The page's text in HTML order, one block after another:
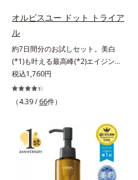
「うるおいコネクト設計」を採用。
8アイテム分の機能を3ステップに集
約し、よりシンプルなお手入れで、
ハリ・ツヤのある好印象な清潔透明
肌(*1)へ導きます。*1 うるおいによ
る透明感のある肌*2 男性の顔画像
を用いた印象評価において、基準画
像に対して、頬全体に輝度分布がな
かさ印象が高く評価されたこと*3
2022年12月22日時点で、科学文献
データベースPubMed及びGoogle
scholarにより国内化粧品業界にお
いて該当文献がないことを確認（ポ
オルビスユー ドット トライア
ル
約7日間分のお試しセット。美白
(*1)も叶える最高峰(*2)エイジング
ケア(*3)。ハリも透明感(*4)も結果
主義。年齢サイン(*5)の因子に着目
した肌科学エイジングケア(*3)シリ
ズは、年齢による肌悩み一つ一つを
対処するのではなく、肌で起きてい
ることの根本原因に着目。加齢とと
もに現れる年齢サイン(*5)について
研究を進めたところ、弾力感のない
税込1,760円
（4.39 / 66件）